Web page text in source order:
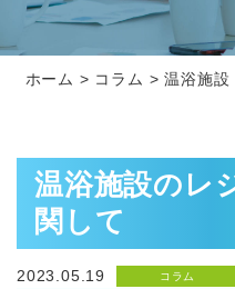
ホーム > コラム >温浴施設
温浴施設のレ
関して
2023.05.19 コラム